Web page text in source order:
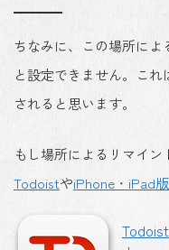
ちなみに、この場所によ
と設定できません。こ
されると思います。
もし場所によるリマイン
TodoistやiPhone・iPad